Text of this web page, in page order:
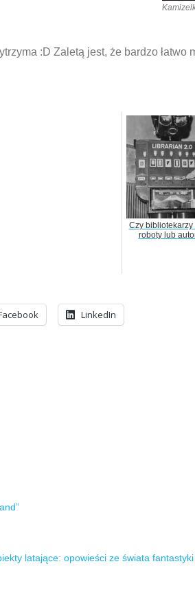
:D Zaletą jest, że bardzo
Czy bibliotekarzy
roboty lub
LinkedIn
latające: opowieści ze świata